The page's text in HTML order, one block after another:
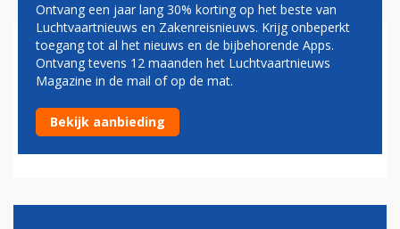
NEUS
Boeing mag weer 787's afleveren
11-03-2023 - 09:13
Ontvang een jaar lang 30% korting op het beste van
Luchtvaartnieuws en Zakenreisnieuws. Krijg onbeperkt
toegang tot al het nieuws en de bijbehorende Apps.
Ontvang tevens 12 maanden het Luchtvaartnieuws
Magazine in de mail of op de mat.
Bekijk aanbieding